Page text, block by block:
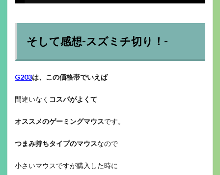
そして感想-スズミチ切り！-
G203は、この価格帯でいえば
間違いなく コスパがよくて
オススメのゲーミングマウスです。
つまみ持ちタイプのマウスなので
小さいマウスですが購入した時に